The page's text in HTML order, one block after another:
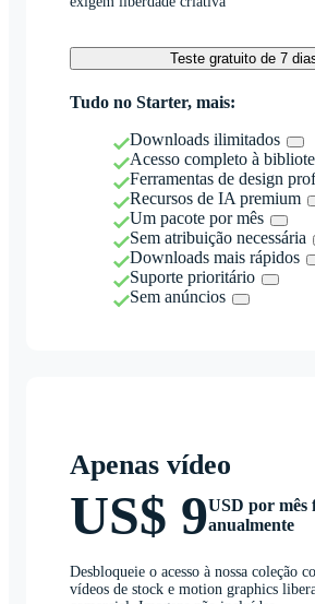
Teste gratuito de 7
Tudo no Starter, mais:
Downloads ilimitados
Acesso completo à
Ferramentas de design
Recursos de IA premium
Um pacote por mês
Sem atribuição necessária
Downloads mais rápidos
Suporte prioritário
Sem anúncios
Apenas vídeo
US$ 9USD por mês
anualmente
Desbloqueie o acesso à nossa coleção
vídeos de stock e motion graphics